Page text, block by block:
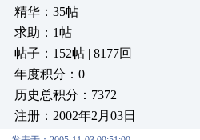
精华：35帖
求助：1帖
帖子：152帖 | 8177回
年度积分：0
历史总积分：7372
注册：2002年2月03日